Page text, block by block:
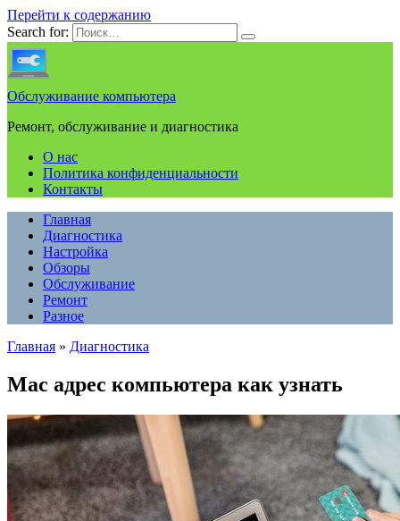
Перейти к содержанию
Search for:
Обслуживание компьютера
Ремонт, обслуживание и диагностика
О нас
Политика конфиденциальности
Контакты
Главная
Диагностика
Настройка
Обзоры
Обслуживание
Ремонт
Разное
Главная » Диагностика
Mac адрес компьютера как узнать